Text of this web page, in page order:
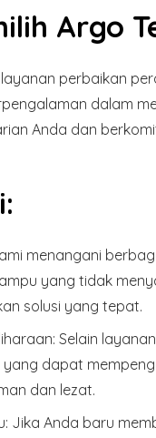
Argo
perbaikan
dalam
Anda dan
menangani
yang tidak
solusi yang tepat.
Selain
dapat
dan lezat.
Jika Anda baru